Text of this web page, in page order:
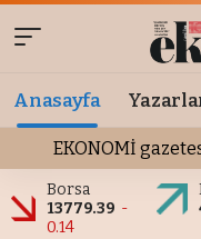
Anasayfa
EKONOMİ
Borsa
13779.39 -
0.14